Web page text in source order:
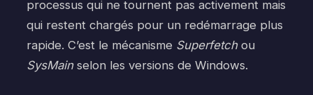
processus qui ne tournent pas activement mais
qui restent chargés pour un redémarrage plus
rapide. C’est le mécanisme Superfetchou
SysMainselon les versions de Windows.